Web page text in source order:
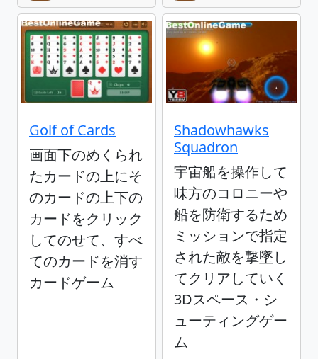
Golf of Cards
画面下のめくられ
たカードの上にそ
のカードの上下の
カードをクリック
してのせて、すべ
てのカードを消す
カードゲーム
Shadowhawks
Squadron
宇宙船を操作して
味方のコロニーや
船を防衛するため
ミッションで指定
された敵を撃墜し
てクリアしていく
3Dスペース・シ
ューティングゲー
ム